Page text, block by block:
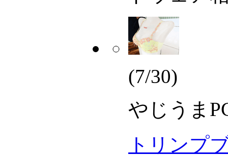
(7/30)
やじうま
トリンプ